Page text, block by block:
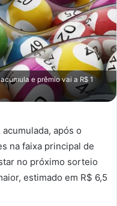
e prêmio vai a R$ 1
após o
na faixa principal de
no próximo sorteio
estimado em R$ 6,5